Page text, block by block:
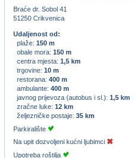
Braće dr. Sobol 41
51250 Crikvenica
Udaljenost od:
plaže: 150 m
obale mora: 150 m
centra mjesta: 1,5 km
trgovine: 10 m
restorana: 400 m
ambulante: 400 m
javnog prijevoza (autobus i sl.): 1,5 km
zračne luke: 12 km
željezničke postaje: 35 km
Parkiralište
Na upit dozvoljeni kućni ljubimci
Upotreba roštilja